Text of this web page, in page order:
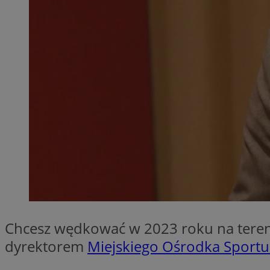
Chcesz wędkować w 2023 roku na
dyrektorem Miejskiego Ośrodka Sportu
Nazwa
Nazwa
Nazwa
Nazwa